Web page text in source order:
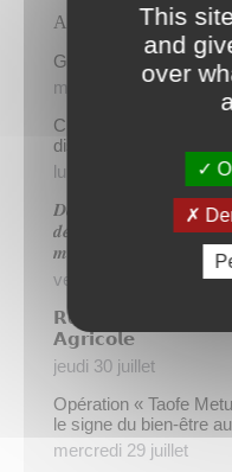
Articles récents
Gratuité du parking de
mercredi 5 août
Cinq demandeurs
dispositif TIATURI AMO
lundi 3 août
𝑫𝒆𝒖𝒙 𝒔𝒂𝒑𝒆𝒖𝒓𝒔-
𝒅𝒆́𝒕𝒂𝒄𝒉𝒆𝒎𝒆𝒏𝒕 𝒑𝒐𝒍𝒚𝒏𝒆́𝒔𝒊𝒆𝒏
𝒎𝒐𝒃𝒊𝒍𝒊𝒔𝒆́𝒆𝒔 𝒅𝒂𝒏𝒔
vendredi 31 juillet
𝗥é𝘂𝗻𝗶𝗼𝗻
𝗔𝗴𝗿𝗶𝗰𝗼𝗹𝗲
jeudi 30 juillet
Opération « Taofe
le signe du bien-être
mercredi 29 juillet
This
and
over